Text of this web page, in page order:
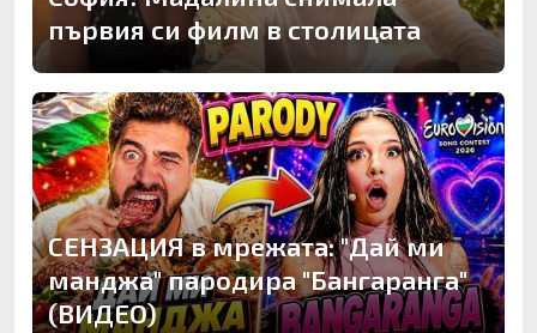
първия си филм в столицата
СЕНЗАЦИЯ в мрежата: "Дай ми
манджа" пародира "Бангаранга"
(ВИДЕО)